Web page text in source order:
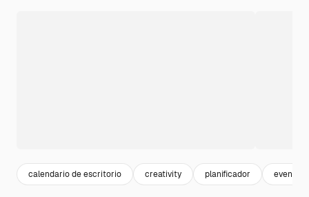
calendario de escritorio creativity planificador evento